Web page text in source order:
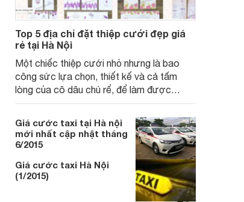
Top 5 địa chỉ đặt thiệp cưới đẹp giá
rẻ tại Hà Nội
Một chiếc thiệp cưới nhỏ nhưng là bao
công sức lựa chọn, thiết kế và cả tấm
lòng của cô dâu chú rể, để làm được
những việc này cần có những địa chỉ in
thiệp cưới uy tín, chất lượng nhất.
Giá cước taxi tại Hà nội
mới nhất cập nhật tháng
6/2015
Giá cước taxi Hà Nội
(1/2015)